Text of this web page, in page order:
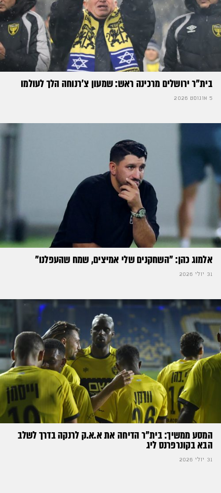
בית"ר ירושלים מרכינה ראש: שמעון צ'רנוחה הלך לעולמו
5 אוגוסט 2026
אלמוג כהן: "השחקנים שלי אמיצים, שמח שהעפלנו"
31 יולי 2026
המסע ממשיך: בית"ר הדיחה את א.א.ק לרנקה בדרך לשלב
הבא בקונרפרנס ליג
31 יולי 2026